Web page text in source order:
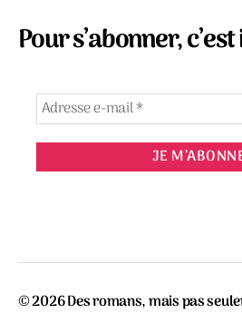
Pour s’abonner,
© 2026Des romans, mais pas